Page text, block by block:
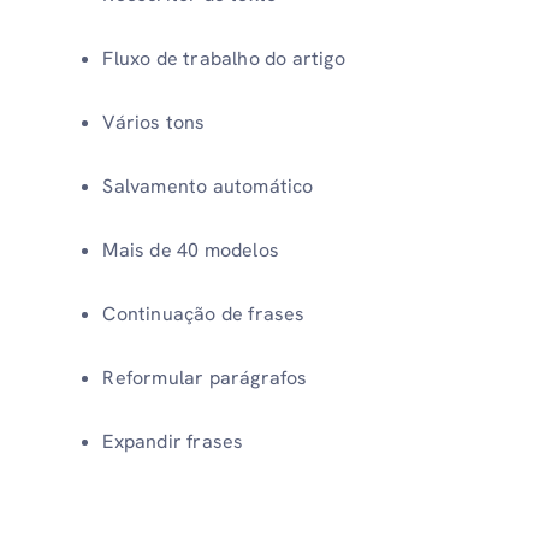
Fluxo de trabalho do artigo
Vários tons
Salvamento automático
Mais de 40 modelos
Continuação de frases
Reformular parágrafos
Expandir frases